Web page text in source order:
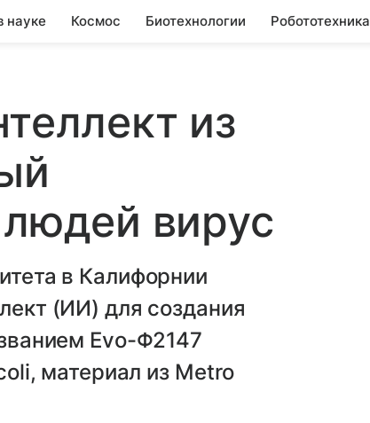
науке Космос Биотехнологии Робототехника
из
вирус
в Калифорнии
(ИИ) для создания
Evo-Φ2147
материал из Metro